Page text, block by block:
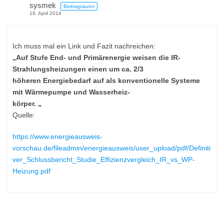
sysmek
Beitragsautor
16. April 2014
Ich muss mal ein Link und Fazit nachreichen:
„Auf Stufe End- und Primärenergie weisen die IR-
Strahlungsheizungen einen um ca. 2/3
höheren Energiebedarf auf als konventionelle Systeme
mit Wärmepumpe und Wasserheiz-
körper. „
Quelle:
https://www.energieausweis-
vorschau.de/fileadmin/energieausweis/user_upload/pdf/Definiti
ver_Schlussbericht_Studie_Effizienzvergleich_IR_vs_WP-
Heizung.pdf